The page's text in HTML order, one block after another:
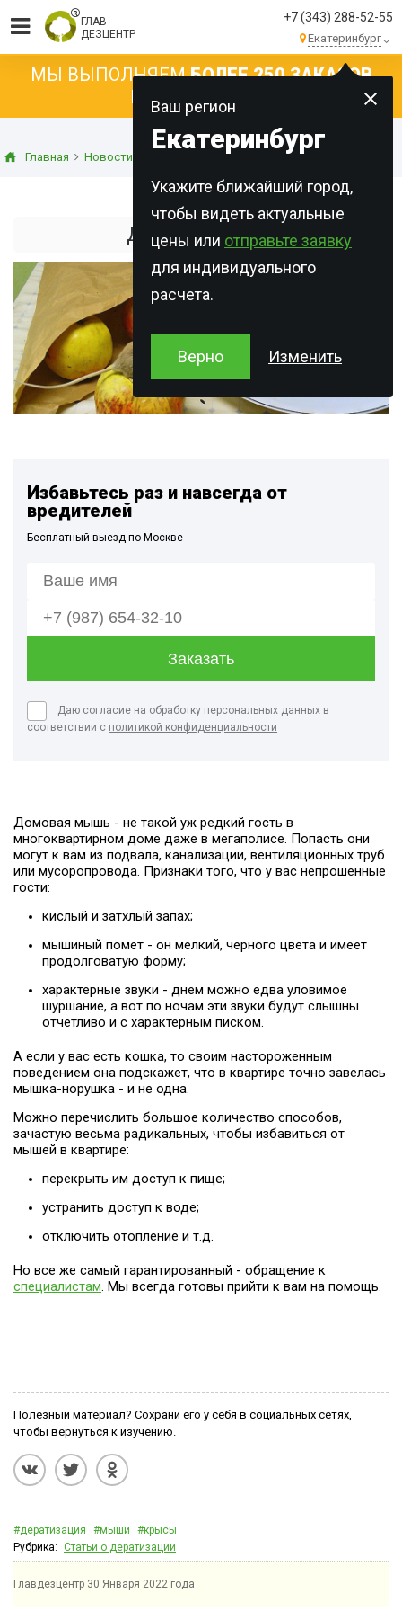
ГЛАВ
ДЕЗЦЕНТР
+7 (343) 288-52-55
Екатеринбург
Ваш регион
Екатеринбург
Укажите ближайший город,
чтобы видеть актуальные
цены или отправьте заявку
для индивидуального
расчета.
Верно Изменить
МЫ ВЫПОЛНЯЕМБОЛЕЕ 250 ЗАКАЗОВ
КАЖДЫЙ ДЕНЬ!
Главная Новости Статьи о дератизации Домовая мышь
Домовая мышь
Избавьтесь раз и навсегда от
вредителей
Бесплатный выезд по Москве
Даю согласие на обработку персональных данных в
соответствии с политикой конфиденциальности
Домовая мышь - не такой уж редкий гость в
многоквартирном доме даже в мегаполисе. Попасть они
могут к вам из подвала, канализации, вентиляционных труб
или мусоропровода. Признаки того, что у вас непрошенные
гости:
кислый и затхлый запах;
мышиный помет - он мелкий, черного цвета и имеет
продолговатую форму;
характерные звуки - днем можно едва уловимое
шуршание, а вот по ночам эти звуки будут слышны
отчетливо и с характерным писком.
А если у вас есть кошка, то своим настороженным
поведением она подскажет, что в квартире точно завелась
мышка-норушка - и не одна.
Можно перечислить большое количество способов,
зачастую весьма радикальных, чтобы избавиться от
мышей в квартире:
перекрыть им доступ к пище;
устранить доступ к воде;
отключить отопление и т.д.
Но все же самый гарантированный - обращение к
специалистам. Мы всегда готовы прийти к вам на помощь.
Полезный материал? Сохрани его у себя в социальных сетях,
чтобы вернуться к изучению.
#дератизация #мыши
#крысы
Рубрика: Статьи о дератизации
Главдезцентр 30 Января 2022 года